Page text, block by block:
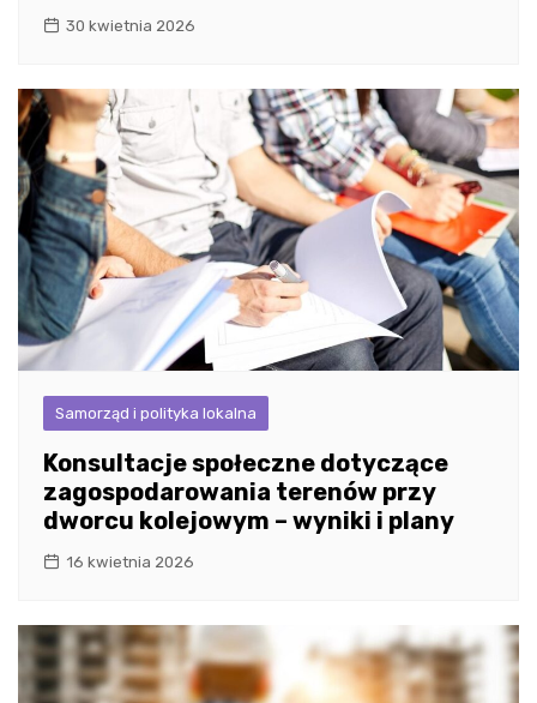
30 kwietnia 2026
Samorząd i polityka lokalna
Konsultacje społeczne dotyczące
zagospodarowania terenów przy
dworcu kolejowym – wyniki i plany
16 kwietnia 2026